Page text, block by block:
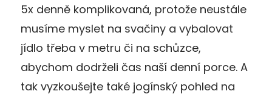
5x denně komplikovaná, protože neustále
musíme myslet na svačiny a vybalovat
jídlo třeba v metru či na schůzce,
abychom dodrželi čas naší denní porce. A
tak vyzkoušejte také jogínský pohled na